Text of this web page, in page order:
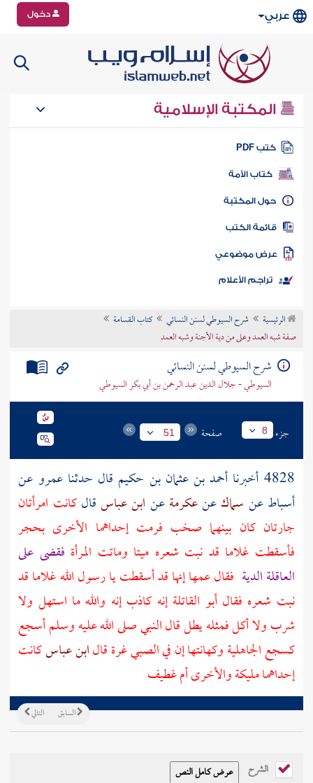
عربي دخول
المكتبة الإسلامية
كتب PDF
كتاب الأمة
المكتبة
الكتب
موضوعي
تراجم الأعلام
الرئيسية شرح السيوطي لسنن النسائي
كتاب القسامة
صفة شبه العمد وعلى من دية الأجنة وشبه العمد
شرح السيوطي لسنن النسائي
السيوطي - جلال الدين عبد الرحمن بن أبي بكر السيوطي
جزء 8 صفحة 51
4828 أخبرنا أحمد بن عثمان بن حكيم قال حدثناعمرو عن
أسباطعن سماكعنعكرمةعن ابن عباسقالكانت امرأتان
جارتان كان بينهما صخب فرمت إحداهما الأخرى بحجر
فأسقطت غلاما قد نبت شعره ميتا وماتت المرأة فقضى على
العاقلة الدية فقال عمها إنها قد أسقطت يا رسول الله غلاما قد
نبت شعره فقال أبو القاتلة إنه كاذب إنه والله ما استهل ولا
شرب ولا أكل فمثله يطل قال النبي صلى الله عليه وسلم أسجع
كسجع الجاهلية وكهانتها إن في الصبي غرة قالابن عباسكانت
إحداهمامليكةوالأخرىأم غطيف
التالي السابق
الشرح